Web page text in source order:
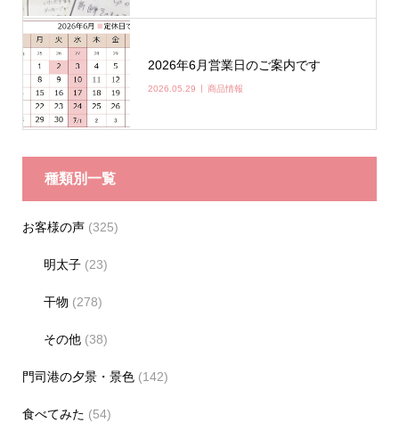
2026年6月営業日のご案内です
2026.05.29 商品情報
種類別一覧
お客様の声(325)
明太子 (23)
干物 (278)
その他 (38)
門司港の夕景・景色(142)
食べてみた (54)